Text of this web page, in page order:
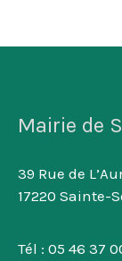
Mairie de
39 Rue de
17220 Sainte-
Tél : 05 46 37